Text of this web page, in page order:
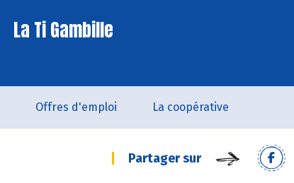
La Ti Gambille
Offres d'emploi La coopérative
Partager sur